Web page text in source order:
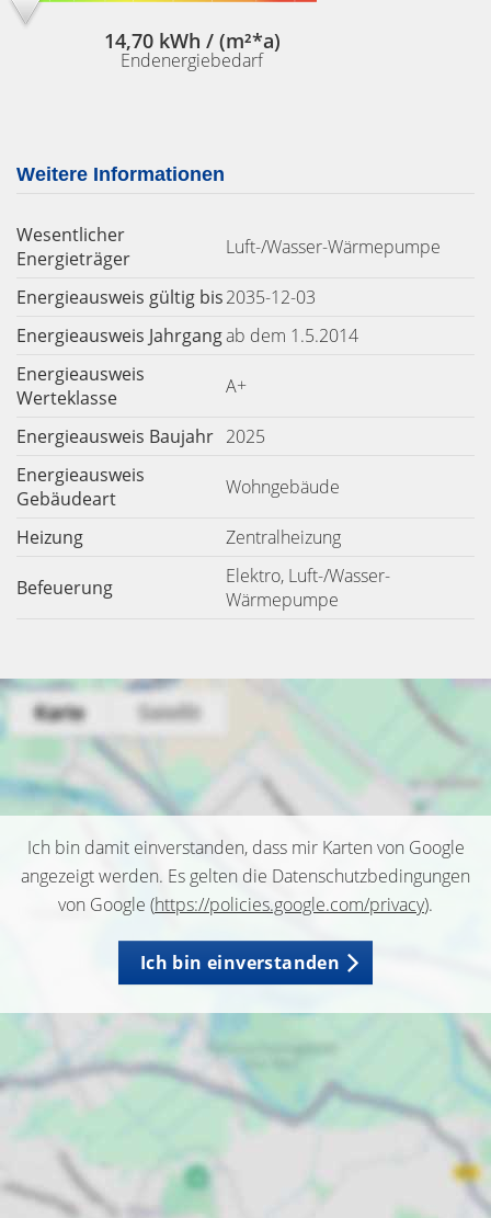
14,70 kWh / (m²*a)
Endenergiebedarf
Weitere Informationen
Wesentlicher
Energieträger
Luft-/Wasser-Wärmepumpe
Energieausweis gültig bis2035-12-03
Energieausweis Jahrgangab dem 1.5.2014
Energieausweis
Werteklasse
A+
Energieausweis Baujahr 2025
Energieausweis
Gebäudeart
Wohngebäude
Heizung Zentralheizung
Befeuerung
Elektro, Luft-/Wasser-
Wärmepumpe
Ich bin damit einverstanden, dass mir Karten von Google
angezeigt werden. Es gelten die Datenschutzbedingungen
von Google (https://policies.google.com/privacy).
Ich bin einverstanden